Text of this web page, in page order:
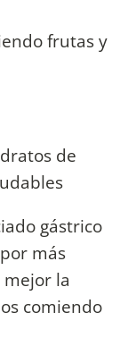
frutas y
de
gástrico
más
mejor la
comiendo